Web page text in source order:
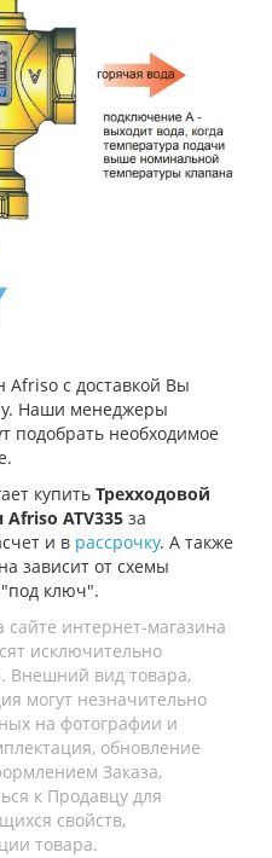
Afriso с доставкой Вы
Наши менеджеры
подобрать необходимое
купить Трехходовой
ATV335 за
и в рассрочку. А также
зависит от схемы
"под ключ".
интернет-магазина
исключительно
Внешний вид товара,
могут незначительно
на фотографии и
обновление
Заказа,
к Продавцу для
свойств,
товара.